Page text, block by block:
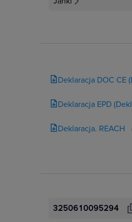
Deklaracja DOC CE
Deklaracja EPD
Deklaracja. REACH
3250610095294